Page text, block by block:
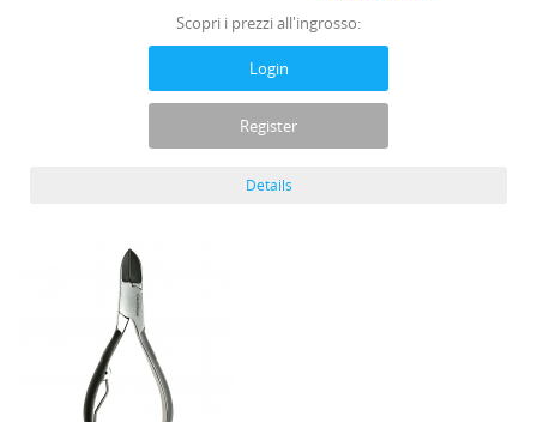
Scopri i prezzi all'ingrosso:
Login
Register
Details